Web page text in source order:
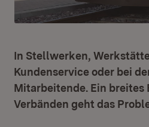
In Stellwerken,
Kundenservice oder bei
Mitarbeitende. Ein
Verbänden geht das